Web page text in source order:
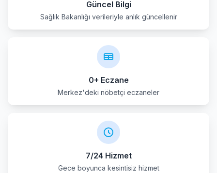
Güncel Bilgi
Sağlık Bakanlığı verileriyle anlık güncellenir
0+ Eczane
Merkez'deki nöbetçi eczaneler
7/24 Hizmet
Gece boyunca kesintisiz hizmet